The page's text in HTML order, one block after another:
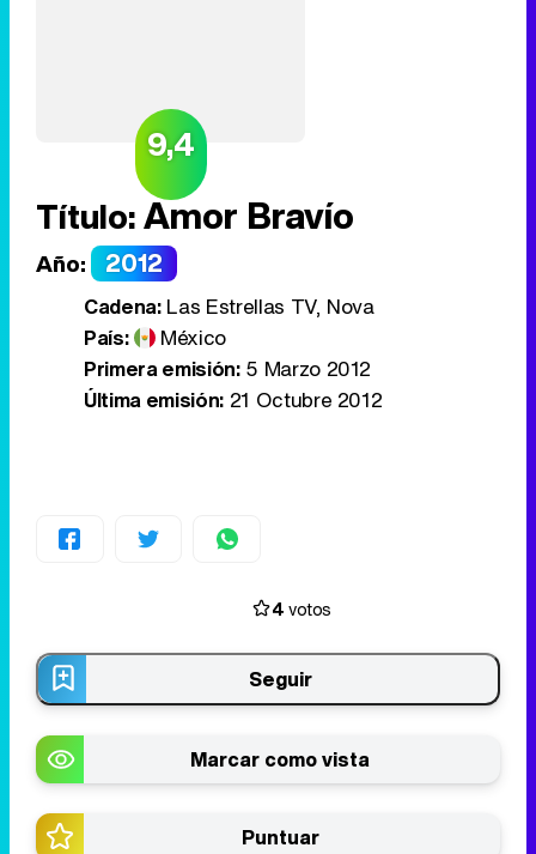
9,4
Título:Amor Bravío
Año: 2012
Cadena:Las Estrellas TV, Nova
País:
México
Primera emisión:5 Marzo 2012
Última emisión:21 Octubre 2012
4votos
Seguir
Marcar como vista
Puntuar